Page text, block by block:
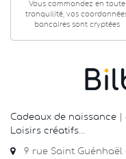
Vous commandez en toute
tranquilité, vos
bancaires sont cryptées
Cadeaux de naissance
Loisirs créatifs
9 rue Saint Guénhaël